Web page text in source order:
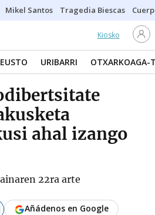
Mikel Santos Tragedia Biescas
Kiosko
URIBARRI OTXARKOAGA-
ahal izango
22ra arte
Añádenos en Google